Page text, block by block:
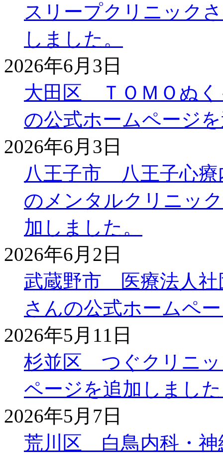
スリープクリニック
しました。
2026年6月3日
大田区 ＴＯＭＯぬく
の公式ホームページ
2026年6月3日
八王子市 八王子心療
のメンタルクリニッ
加しました。
2026年6月2日
武蔵野市 医療法人
さんの公式ホームペ
2026年5月11日
杉並区 つぐクリニッ
ページを追加しまし
2026年5月7日
荒川区 白鳥内科・神